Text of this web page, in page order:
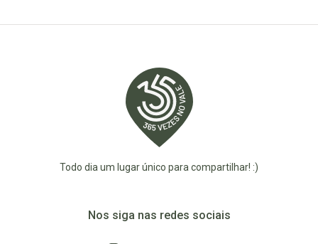
Todo dia um lugar único para compartilhar! :)
Nos siga nas redes sociais